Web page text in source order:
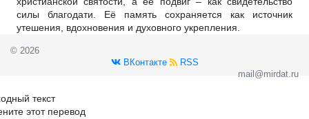
силы благодати. Её память сохраняется как источник
утешения, вдохновения и духовного укрепления.
© 2026
ВКонтакте
RSS
mail@mirdat.ru
текст
этот перевод